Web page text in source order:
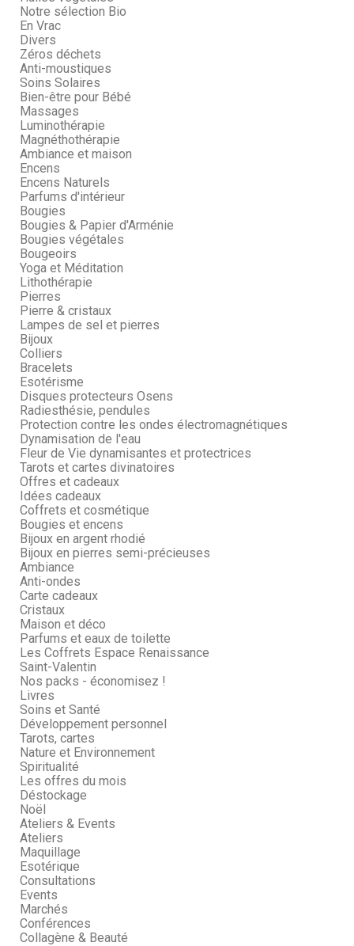
Notre sélection Bio
En Vrac
Divers
Zéros déchets
Anti-moustiques
Soins Solaires
Bien-être pour Bébé
Massages
Luminothérapie
Magnéthothérapie
Ambiance et maison
Encens
Encens Naturels
Parfums d'intérieur
Bougies
Bougies & Papier d'Arménie
Bougies végétales
Bougeoirs
Yoga et Méditation
Lithothérapie
Pierres
Pierre & cristaux
Lampes de sel et pierres
Bijoux
Colliers
Bracelets
Esotérisme
Disques protecteurs Osens
Radiesthésie, pendules
Protection contre les ondes électromagnétiques
Dynamisation de l'eau
Fleur de Vie dynamisantes et protectrices
Tarots et cartes divinatoires
Offres et cadeaux
Idées cadeaux
Coffrets et cosmétique
Bougies et encens
Bijoux en argent rhodié
Bijoux en pierres semi-précieuses
Ambiance
Anti-ondes
Carte cadeaux
Cristaux
Maison et déco
Parfums et eaux de toilette
Les Coffrets Espace Renaissance
Saint-Valentin
Nos packs - économisez !
Livres
Soins et Santé
Développement personnel
Tarots, cartes
Nature et Environnement
Spiritualité
Les offres du mois
Déstockage
Noël
Ateliers & Events
Ateliers
Maquillage
Esotérique
Consultations
Events
Marchés
Conférences
Collagène & Beauté